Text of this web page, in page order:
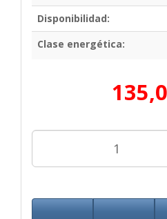
Disponibilidad:
Clase energética: